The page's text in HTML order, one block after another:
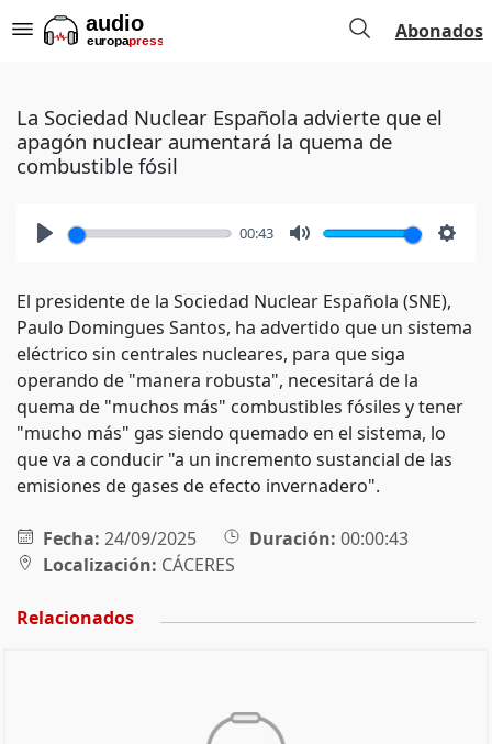
Abonados
La Sociedad Nuclear Española advierte que el
apagón nuclear aumentará la quema de
combustible fósil
00:43
El presidente de la Sociedad Nuclear Española (SNE),
Paulo Domingues Santos, ha advertido que un sistema
eléctrico sin centrales nucleares, para que siga
operando de "manera robusta", necesitará de la
quema de "muchos más" combustibles fósiles y tener
"mucho más" gas siendo quemado en el sistema, lo
que va a conducir "a un incremento sustancial de las
emisiones de gases de efecto invernadero".
Fecha: 24/09/2025 Duración: 00:00:43
Localización: CÁCERES
Relacionados